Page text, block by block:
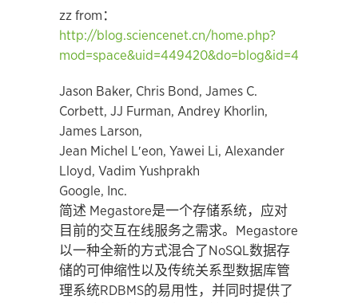
zz from：
http://blog.sciencenet.cn/home.php?
mod=space&uid=449420&do=blog&id=444736
Jason Baker, Chris Bond, James C.
Corbett, JJ Furman, Andrey Khorlin,
James Larson,
Jean Michel L′eon, Yawei Li, Alexander
Lloyd, Vadim Yushprakh
Google, Inc.
简述 Megastore是一个存储系统，应对
目前的交互在线服务之需求。Megastore
以一种全新的方式混合了NoSQL数据存
储的可伸缩性以及传统关系型数据库管
理系统RDBMS的易用性，并同时提供了